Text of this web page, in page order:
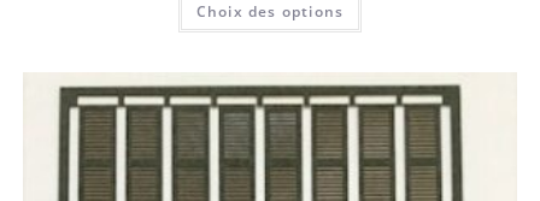
Choix des options